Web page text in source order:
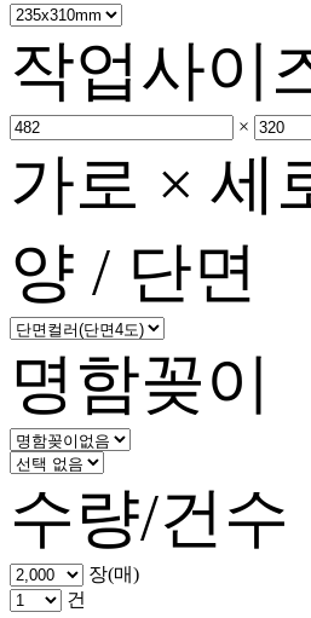
작업사이
×
가로 × 세
양 / 단면
명함꽂이
수량/건수
장(매)
건